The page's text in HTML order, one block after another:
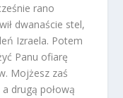
rano
dwanaście stel,
Izraela. Potem
Panu ofiarę
Mojżesz zaś
drugą połową